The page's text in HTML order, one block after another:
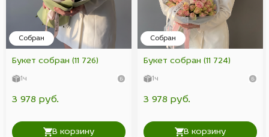
Собран
Букет собран (11 726)
1ч
3 978 руб.
В корзину
Собран
Букет собран (11 724)
1ч
3 978 руб.
В корзину